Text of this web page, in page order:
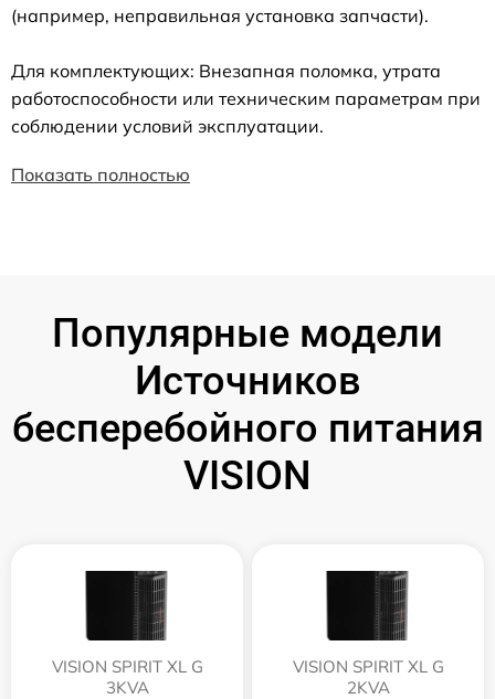
(например, неправильная установка запчасти).
Для комплектующих: Внезапная поломка, утрата
работоспособности или техническим параметрам при
соблюдении условий эксплуатации.
Показать полностью
Популярные модели
Источников
бесперебойного питания
VISION
VISION SPIRIT XL G
3KVA
VISION SPIRIT XL G
2KVA